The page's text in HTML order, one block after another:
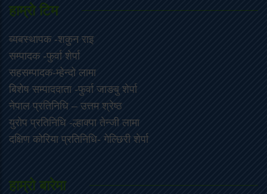
हाम्राे टिम
ब्यबस्थापक -शकुन राइ
सम्पादक -फुर्वा शेर्पा
सहसम्पादक-म्हेन्दो लामा
‍बिशेष सम्पाददाता -फुर्वा जा‌ङबु शेर्पा
नेपाल प्रतिनिधि – उत्तम श्रेष्ठ
युरोप प्रतिनिधि -ल्हाक्पा तेन्जी लामा
दक्षिण कोरिया प्रतिनिधि- गेल्छिरी शेर्पा
हाम्रो बारेमा